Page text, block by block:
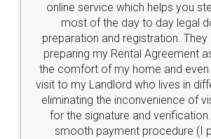
online service which helps you
most of the day to day legal
preparation and registration. They
preparing my Rental Agreement
the comfort of my home and
visit to my Landlord who lives in
eliminating the inconvenience of
for the signature and
smooth payment procedure (I